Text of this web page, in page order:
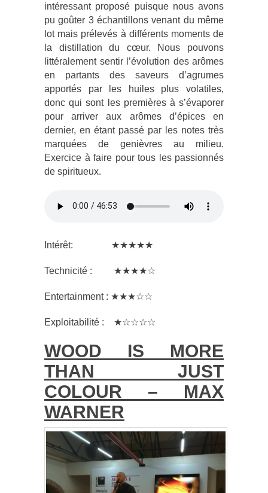
intéressant proposé puisque nous avons
pu goûter 3 échantillons venant du même
lot mais prélevés à différents moments de
la distillation du cœur. Nous pouvons
littéralement sentir l’évolution des arômes
en partants des saveurs d’agrumes
apportés par les huiles plus volatiles,
donc qui sont les premières à s’évaporer
pour arriver aux arômes d’épices en
dernier, en étant passé par les notes très
marquées de genièvres au milieu.
Exercice à faire pour tous les passionnés
de spiritueux.
Intérêt: ★★★★★
Technicité : ★★★★☆
Entertainment : ★★★☆☆
Exploitabilité : ★☆☆☆☆
WOOD IS MORE
THAN JUST
COLOUR – MAX
WARNER